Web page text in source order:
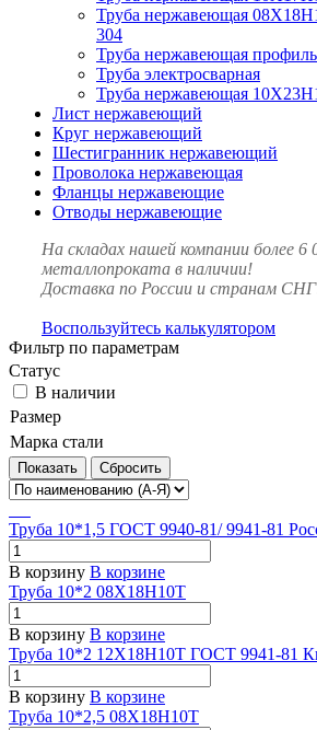
Труба нержавеющая
304
Труба нержавеющая
Труба электросварная
Труба нержавеющая
Лист нержавеющий
Круг нержавеющий
Шестигранник нержавеющий
Проволока нержавеющая
Фланцы нержавеющие
Отводы нержавеющие
На складах нашей компании более 6
металлопроката в наличии!
Доставка по России и странам
Воспользуйтесь калькулятором
Фильтр по параметрам
Статус
В наличии
Размер
Марка стали
Сбросить
Труба 10*1,5 ГОСТ 9940-81/ 9941-81
В корзину В корзине
Труба 10*2 08Х18Н10Т
В корзину В корзине
Труба 10*2 12Х18Н10Т ГОСТ 9941-81
В корзину В корзине
Труба 10*2,5 08Х18Н10Т